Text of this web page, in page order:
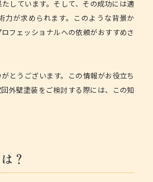
しています。そして、その成功には適
力が求められます。このような背景か
フェッショナルへの依頼がおすすめさ
とうございます。この情報がお役立ち
外壁塗装をご検討する際には、この知
？